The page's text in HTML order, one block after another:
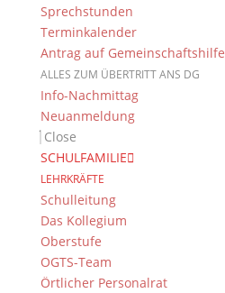
Sprechstunden
Terminkalender
Antrag auf Gemeinschaftshilfe
ALLES ZUM ÜBERTRITT ANS DG
Info-Nachmittag
Neuanmeldung
Close
SCHULFAMILIE
LEHRKRÄFTE
Schulleitung
Das Kollegium
Oberstufe
OGTS-Team
Örtlicher Personalrat